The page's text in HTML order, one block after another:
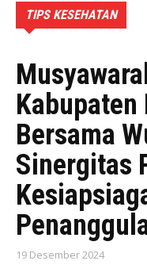
TIPS KESEHATAN
AKTIVITAS PMI BADUNG
Kabupaten
Bersama
Sinergitas
19 Desember 2024